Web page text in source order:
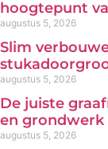
hoogtepunt
augustus 5, 2026
Slim
augustus 5, 2026
De juiste
en grondwerk
augustus 5, 2026